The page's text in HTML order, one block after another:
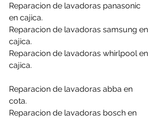
Reparacion de lavadoras panasonic
en cajica.
Reparacion de lavadoras samsung en
cajica.
Reparacion de lavadoras whirlpool en
cajica.
Reparacion de lavadoras abba en
cota.
Reparacion de lavadoras bosch en